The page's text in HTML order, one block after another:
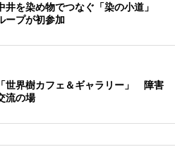
井を染め物でつなぐ「染の小道」
ープが初参加
世界樹カフェ＆ギャラリー」 障害
流の場